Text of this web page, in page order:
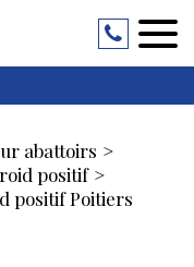
abattoirs
positif
positif Poitiers